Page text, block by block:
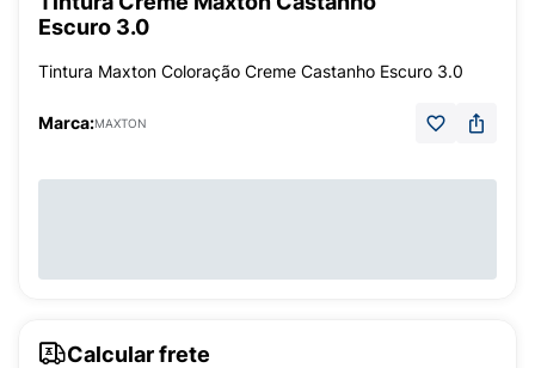
Escuro 3.0
Tintura Maxton Coloração Creme Castanho Escuro 3.0
Marca:MAXTON
Calcular frete